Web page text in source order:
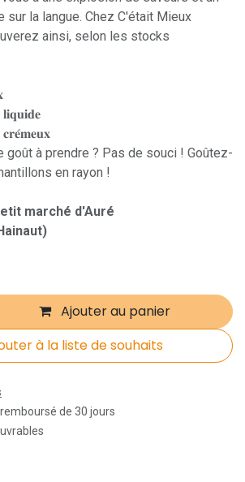
la langue. Chez C'était Mieux
ainsi, selon les stocks
𝐜𝐫𝐞́𝐦𝐞𝐮𝐱
goût à prendre ? Pas de souci ! Goûtez-
en rayon !
marché d'Auré
Ajouter au panier
à la liste de souhaits
de 30 jours